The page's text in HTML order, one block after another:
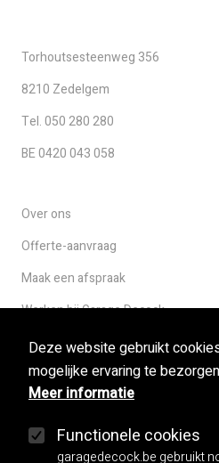
Torhoutsesteenweg 356
8210 Zedelgem
Tel. 050 280 280
BE 0420 043 058
Over ons
Offerte-aanvraag
Maak een afspraak
Werken bij Garage Decock
Used cars
Herstellingen
Mobilo
Deze website gebruikt
mogelijke ervaring te
Meer informatie
Functionele cookies
garagedecock.be gebruikt